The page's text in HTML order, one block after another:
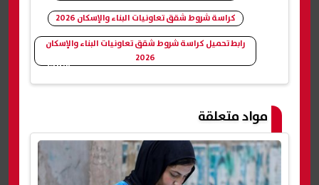
شارك
كراسة شروط شقق تعاونيات البناء والإسكان 2026
رابط تحميل كراسة شروط شقق تعاونيات البناء والإسكان
2026
مواد متعلقة